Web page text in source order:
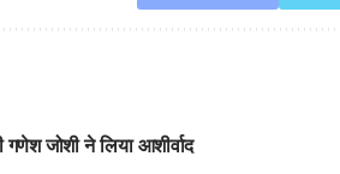
गणेश जोशी ने लिया आशीर्वाद